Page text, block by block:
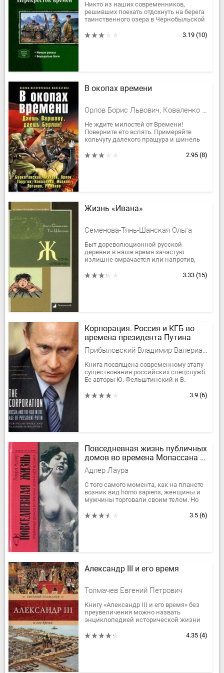
Никто из наших современников,
решивших поехать отдохнуть на берега
таинственного озера в Чернобыльской
поездка так изменит их...
3.19 (10)
В окопах времени
Орлов Борис Львович, Коваленко Владимир Эдуардович, Белоусов Валерий Иванович Холера -Хам, Политов Дмитрий Валерьевич, Афанасьев Александр Владимирович, Дорофеева Ольга Викторовна, Сергей Ким, Романов Александр, Горелик Елена Валериевна, Тонина Ольга Игоревна, Ивакин Алексей Геннадьевич, Рыбаков Артем Олегович, Мельнюшкин Вадим Игоревич, Логинов Анатолий Анатольевич, Таругин Олег, Величко Андрей Феликсович, Буркатовский Сергей Борисович, Дуров Виктор, Бураков Михаил, Русов Андрей, Махров Алексей Михайлович
Не ждите милостей от Времени!
Поверните ето вспять. Примеряйте
кольчугу далекого пращура и шинель
году. Рассейте татарскую...
2.95 (8)
Жизнь «Ивана»
Семенова-Тянь-Шанская Ольга
Быт дореволюционной русской
деревни в наше время зачастую
излишне омрачается или напротив,
приобретает беспристрастный взгляд...
3.33 (15)
Корпорация. Россия и КГБ во
времена президента Путина
Прибыловский Владимир Валерианович, Фельштинский Юрий Георгиевич
Книга посвящена современному этапу
существования российских спецслужб.
Ее авторы Ю. Фельштинский и В.
известны в России и за рубежом.
3.9 (6)
Повседневная жизнь публичных
домов во времена Мопассана и
Золя
Адлер Лаура
С того самого момента, как на планете
возник вид homo sapiens, женщины и
мужчины торговали своим телом. Но
моралисты, полицейские,...
3.5 (6)
Александр III и его время
Толмачев Евгений Петрович
Книгу «Александр III и его время» без
преувеличения можно назвать
энциклопедией исторической жизни
её повышается в связи с тем,...
4.35 (4)